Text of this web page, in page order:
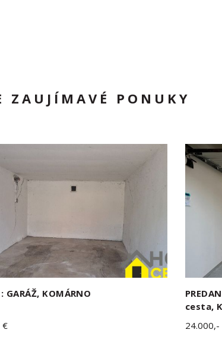
ZAUJÍMAVÉ PONUKY
: GARÁŽ, KOMÁRNO
€
cesta,
24.000,-